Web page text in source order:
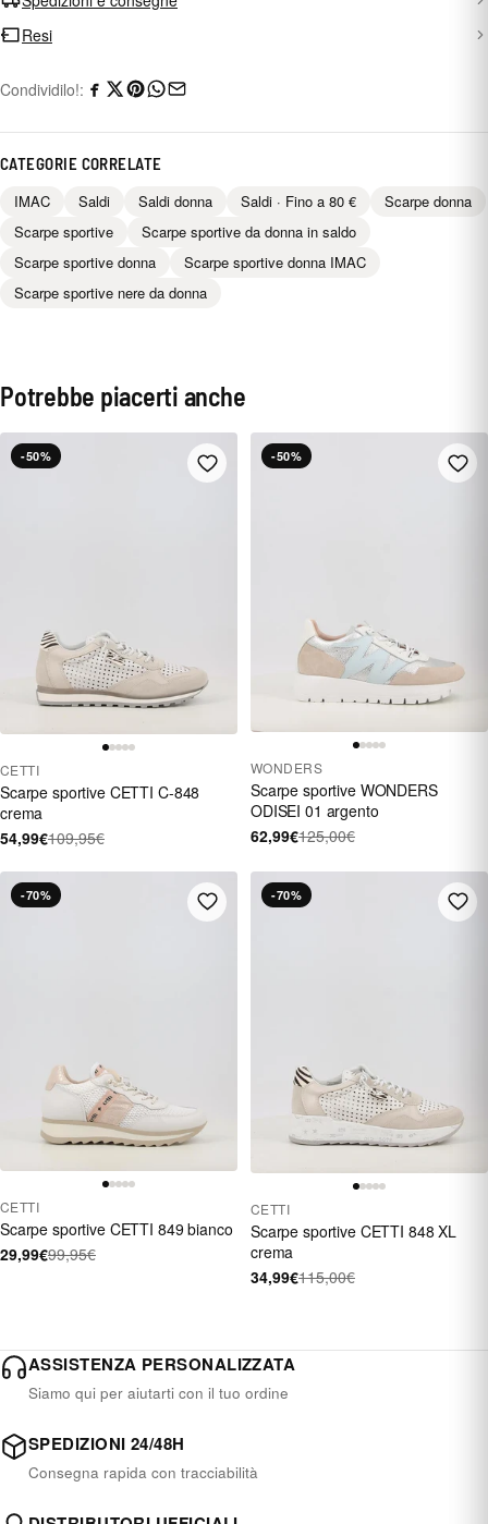
Resi
Condividilo!:
CATEGORIE CORRELATE
IMAC Saldi Saldi donna Saldi · Fino a 80 €
Scarpe donna
Scarpe sportive
Scarpe sportive da donna in saldo
Scarpe sportive donna
Scarpe sportive donna IMAC
Scarpe sportive nere da donna
Potrebbe piacerti anche
-50%
CETTI
Scarpe sportive CETTI C-848
crema
54,99€109,95€
-50%
WONDERS
Scarpe sportive WONDERS
ODISEI 01 argento
62,99€125,00€
-70%
CETTI
Scarpe sportive CETTI 849 bianco
29,99€99,95€
-70%
CETTI
Scarpe sportive CETTI 848 XL
crema
34,99€115,00€
ASSISTENZA PERSONALIZZATA
Siamo qui per aiutarti con il tuo ordine
SPEDIZIONI 24/48H
Consegna rapida con tracciabilità